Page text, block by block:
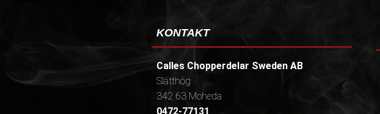
KONTAKT
Calles Chopperdelar Sweden AB
Slätthög
342 63 Moheda
0472-77131